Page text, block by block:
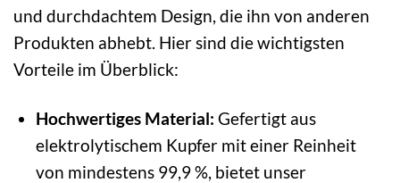
und durchdachtem Design, die ihn von anderen
Produkten abhebt. Hier sind die wichtigsten
Vorteile im Überblick:
Hochwertiges Material: Gefertigt aus
elektrolytischem Kupfer mit einer Reinheit
von mindestens 99,9 %, bietet unser